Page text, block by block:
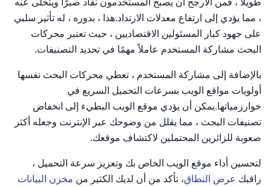
طويلاً ، فمن الأرجح أن يصبح المستخدمون نفاد صبرًا ويتخلى عنه
، مما يؤدي إلى ارتفاع معدلات الارتداد.هذا ، بدوره ، له تأثير سلبي
على جهود كبار المسئولين الاقتصاديين ، حيث تعتبر محركات
البحث مشاركة المستخدم عاملاً مهمًا في تحديد التصنيفات.
بالإضافة إلى مشاركة المستخدم ، تعطي محركات البحث نفسها
أولويات مواقع الويب بسرعات التحميل السريع في
خوارزمياتها.يمكن أن يؤدي موقع الويب البطيء إلى انخفاض
تصنيفات البحث ، مما يقلل من وضوحك عبر الإنترنت وجعله أكثر
صعوبة للزائرين المحتملين لاكتشاف موقعك.
لتحسين أداء موقع الويب الخاص بك وتعزيز سرعة التحميل ،
راقبك عرض النطاق، تأكد من أن لديك الكثير من مخزن البيانات